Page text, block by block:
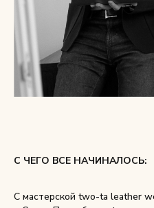
Ювелирные украшения
Одежда
С ЧЕГО ВСЕ НАЧИНАЛОСЬ:
С мастерской two-ta leather